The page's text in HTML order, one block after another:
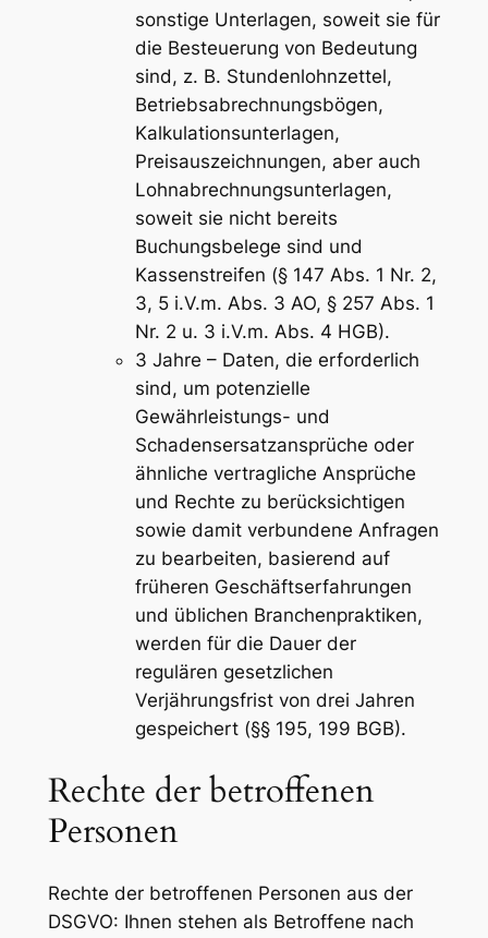
sonstige Unterlagen, soweit sie für
die Besteuerung von Bedeutung
sind, z. B. Stundenlohnzettel,
Betriebsabrechnungsbögen,
Kalkulationsunterlagen,
Preisauszeichnungen, aber auch
Lohnabrechnungsunterlagen,
soweit sie nicht bereits
Buchungsbelege sind und
Kassenstreifen (§ 147 Abs. 1 Nr. 2,
3, 5 i.V.m. Abs. 3 AO, § 257 Abs. 1
Nr. 2 u. 3 i.V.m. Abs. 4 HGB).
3 Jahre – Daten, die erforderlich
sind, um potenzielle
Gewährleistungs- und
Schadensersatzansprüche oder
ähnliche vertragliche Ansprüche
und Rechte zu berücksichtigen
sowie damit verbundene Anfragen
zu bearbeiten, basierend auf
früheren Geschäftserfahrungen
und üblichen Branchenpraktiken,
werden für die Dauer der
regulären gesetzlichen
Verjährungsfrist von drei Jahren
gespeichert (§§ 195, 199 BGB).
Rechte der betroffenen
Personen
Rechte der betroffenen Personen aus der
DSGVO: Ihnen stehen als Betroffene nach